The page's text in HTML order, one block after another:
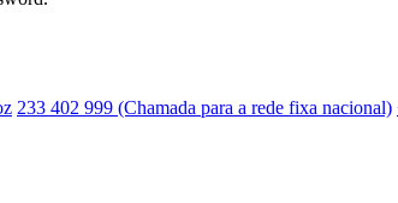
233 402 999 (Chamada para a rede fixa nacional)